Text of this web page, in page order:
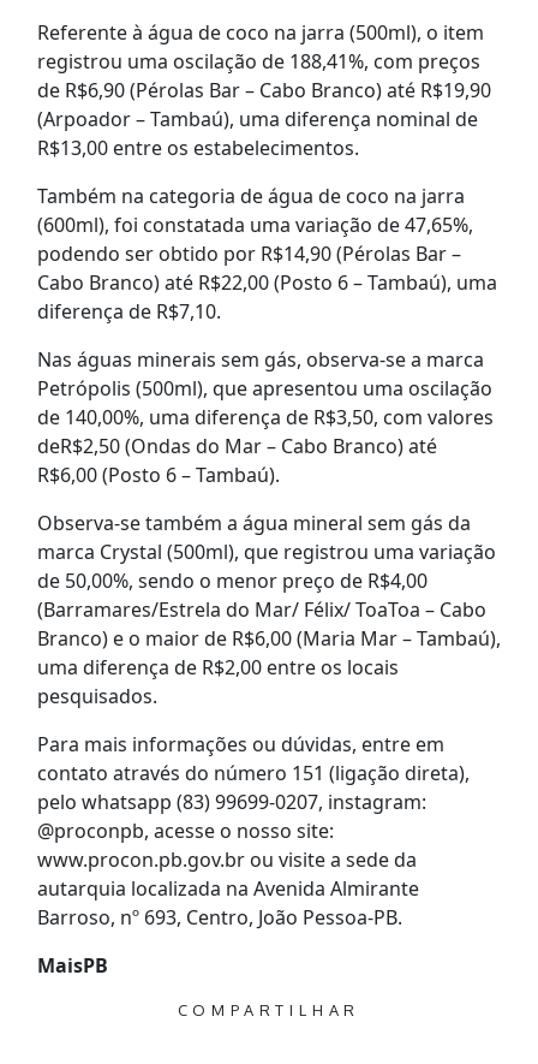
Referente à água de coco na jarra (500ml), o item
registrou uma oscilação de 188,41%, com preços
de R$6,90 (Pérolas Bar – Cabo Branco) até R$19,90
(Arpoador – Tambaú), uma diferença nominal de
R$13,00 entre os estabelecimentos.
Também na categoria de água de coco na jarra
(600ml), foi constatada uma variação de 47,65%,
podendo ser obtido por R$14,90 (Pérolas Bar –
Cabo Branco) até R$22,00 (Posto 6 – Tambaú), uma
diferença de R$7,10.
Nas águas minerais sem gás, observa-se a marca
Petrópolis (500ml), que apresentou uma oscilação
de 140,00%, uma diferença de R$3,50, com valores
deR$2,50 (Ondas do Mar – Cabo Branco) até
R$6,00 (Posto 6 – Tambaú).
Observa-se também a água mineral sem gás da
marca Crystal (500ml), que registrou uma variação
de 50,00%, sendo o menor preço de R$4,00
(Barramares/Estrela do Mar/ Félix/ ToaToa – Cabo
Branco) e o maior de R$6,00 (Maria Mar – Tambaú),
uma diferença de R$2,00 entre os locais
pesquisados.
Para mais informações ou dúvidas, entre em
contato através do número 151 (ligação direta),
pelo whatsapp (83) 99699-0207, instagram:
@proconpb, acesse o nosso site:
www.procon.pb.gov.br ou visite a sede da
autarquia localizada na Avenida Almirante
Barroso, nº 693, Centro, João Pessoa-PB.
MaisPB
COMPARTILHAR